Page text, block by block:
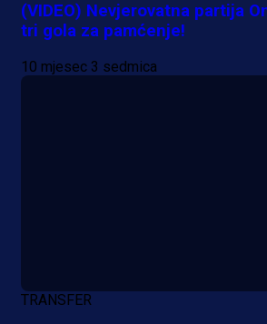
(VIDEO) Nevjerovatna partija
tri gola za pamćenje!
10 mjesec 3 sedmica
TRANSFER